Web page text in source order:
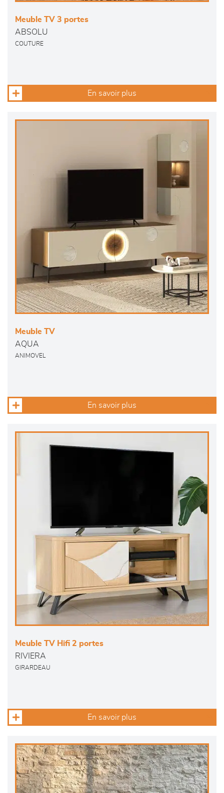
Meuble TV 3 portes
ABSOLU
COUTURE
En savoir plus
Meuble TV
AQUA
ANIMOVEL
En savoir plus
Meuble TV Hifi 2 portes
RIVIERA
GIRARDEAU
En savoir plus